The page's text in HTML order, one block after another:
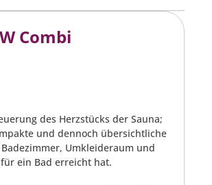
Combi
des Herzstücks der Sauna;
und dennoch übersichtliche
Umkleideraum und
ein Bad erreicht hat.